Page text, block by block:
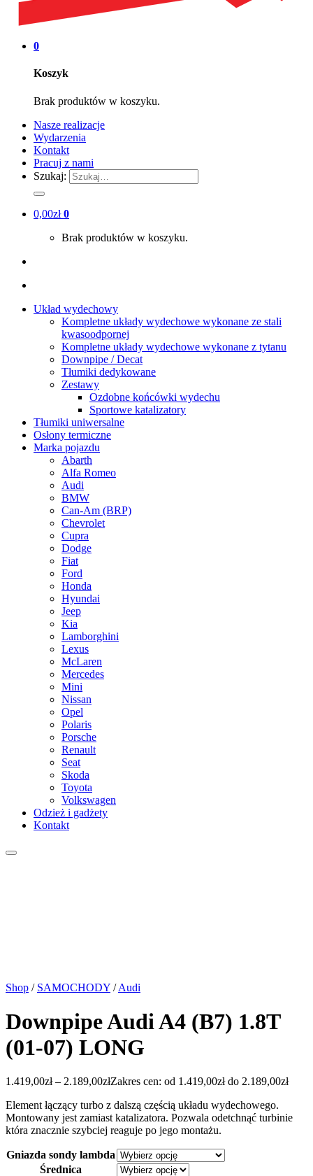
0
Koszyk
Brak produktów w koszyku.
Nasze realizacje
Wydarzenia
Kontakt
Pracuj z nami
Szukaj:
0,00zł 0
Brak produktów w koszyku.
Układ wydechowy
Kompletne układy wydechowe wykonane ze stali
kwasoodpornej
Kompletne układy wydechowe wykonane z tytanu
Downpipe / Decat
Tłumiki dedykowane
Zestawy
Ozdobne końcówki wydechu
Sportowe katalizatory
Tłumiki uniwersalne
Osłony termiczne
Marka pojazdu
Abarth
Alfa Romeo
Audi
BMW
Can-Am (BRP)
Chevrolet
Cupra
Dodge
Fiat
Ford
Honda
Hyundai
Jeep
Kia
Lamborghini
Lexus
McLaren
Mercedes
Mini
Nissan
Opel
Polaris
Porsche
Renault
Seat
Skoda
Toyota
Volkswagen
Odzież i gadżety
Kontakt
Shop / SAMOCHODY / Audi
Downpipe Audi A4 (B7) 1.8T
(01-07) LONG
1.419,00zł – 2.189,00złZakres cen: od 1.419,00zł do 2.189,00zł
Element łączący turbo z dalszą częścią układu wydechowego.
Montowany jest zamiast katalizatora. Pozwala odetchnąć turbinie
która znacznie szybciej reaguje po jego montażu.
Gniazda sondy lambda
Średnica